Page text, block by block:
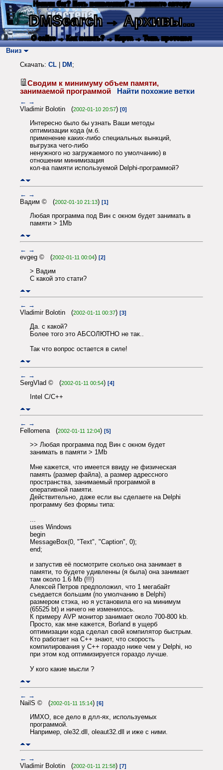
Нашли баг? Есть пожелания? - напишите автору
DMSearch→ Архивы...
О сайте → Как искать? → Карта → Текс. протокол
Вниз
Скачать: CL DM ;
Сводим к минимуму объем памяти,
занимаемой программой
Найти похожие ветки
← →
Vladimir Bolotin (2002-01-10 20:57) [0]
Интересно было бы узнать Ваши методы
оптимизации кода (м.б.
применение каких-либо специальных вынкций,
выгрузка чего-либо
ненужного но загружаемого по умолчанию) в
отношении минимизация
кол-ва памяти используемой Delphi-программой?
← →
Вадим © (2002-01-10 21:13) [1]
Любая программа под Вин с окном будет занимать в
памяти > 1Mb
← →
evgeg © (2002-01-11 00:04) [2]
> Вадим
С какой это стати?
← →
Vladimir Bolotin (2002-01-11 00:37) [3]
Да. с какой?
Более того это АБСОЛЮТНО не так..
Так что вопрос остается в силе!
← →
SergVlad © (2002-01-11 00:54) [4]
Intel C/C++
← →
Fellomena (2002-01-11 12:04) [5]
>> Любая программа под Вин с окном будет
занимать в памяти > 1Mb
Мне кажется, что имеется ввиду не физическая
память (размер файла), а размер адрессного
пространства, занимаемый программой в
оперативной памяти.
Действительно, даже если вы сделаете на Delphi
программу без формы типа:
...
uses Windows
begin
MessageBox(0, "Text", "Caption", 0);
end;
и запустив её посмотрите сколько она занимает в
памяти, то будете удивленны (я была) она занимает
там около 1.6 Mb (!!!)
Алексей Петров предположил, что 1 мегабайт
съедается большим (по умолчанию в Delphi)
размером стэка, но я установила его на минимум
(65525 bt) и ничего не изменилось.
К примеру AVP монитор занимает около 700-800 kb.
Просто, как мне кажется, Borland в ущерб
оптимизации кода сделал свой компилятор быстрым.
Кто работает на С++ знают, что скорость
компилирования у C++ гораздо ниже чем у Delphi, но
при этом код оптимизируется гораздо лучше.
У кого какие мысли ?
← →
NailS © (2002-01-11 15:14) [6]
ИМХО, все дело в длл-ях, используемых
программой.
Например, ole32.dll, oleaut32.dll и иже с ними.
← →
Vladimir Bolotin (2002-01-11 21:58) [7]